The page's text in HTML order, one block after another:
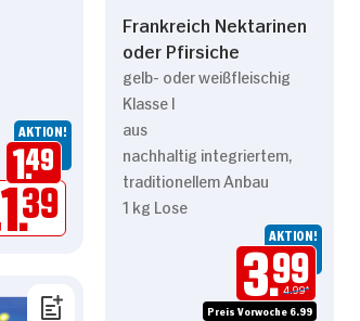
AKTION!
1.49
1.39
Frankreich Nektarinen
oder Pfirsiche
gelb- oder weißfleischig
Klasse I
aus
nachhaltig integriertem,
traditionellem Anbau
1 kg Lose
AKTION!
3.99
4.99*
Preis Vorwoche 6.99